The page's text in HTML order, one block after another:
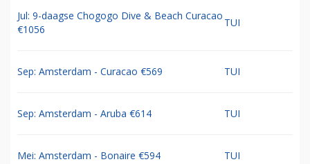
Jul: 9-daagse Chogogo Dive & Beach Curacao
€1056
TUI
Sep: Amsterdam - Curacao €569 TUI
Sep: Amsterdam - Aruba €614 TUI
Mei: Amsterdam - Bonaire €594 TUI